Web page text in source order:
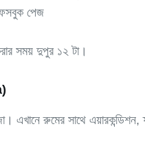
পেজ
সময় দুপুর ১২ টা।
এখানে রুমের সাথে